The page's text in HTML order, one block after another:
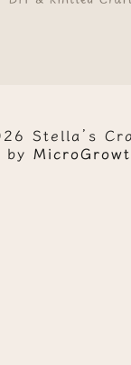
Stella’s
by